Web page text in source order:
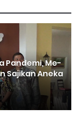
Pandemi, Me-
Sajikan Aneka